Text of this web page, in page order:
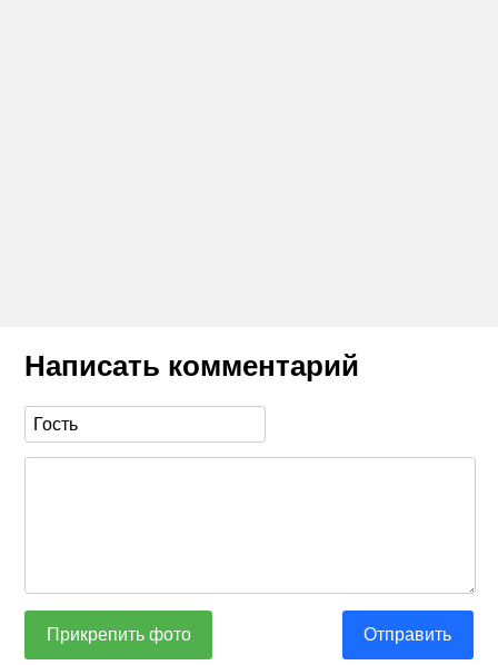
Написать комментарий
Прикрепить фото Отправить